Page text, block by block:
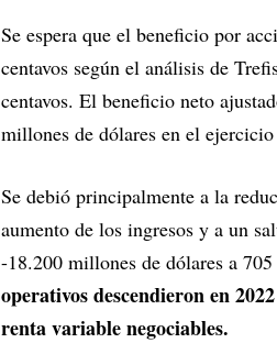
Se espera que el beneficio por
centavos según el análisis de
centavos. El beneficio neto
millones de dólares en el
Se debió principalmente a la
aumento de los ingresos y a un
-18.200 millones de dólares a
operativos descendieron en
renta variable negociables.